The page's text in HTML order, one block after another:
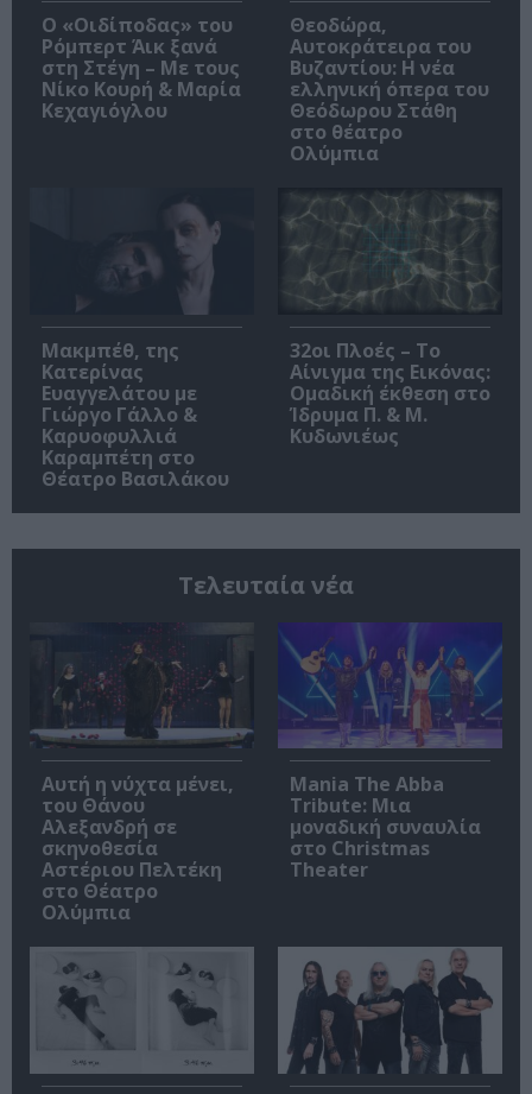
O «Οιδίποδας» του
Ρόμπερτ Άικ ξανά
στη Στέγη – Με τους
Νίκο Κουρή & Μαρία
Κεχαγιόγλου
Θεοδώρα,
Αυτοκράτειρα του
Βυζαντίου: Η νέα
ελληνική όπερα του
Θεόδωρου Στάθη
στο θέατρο
Ολύμπια
Μακμπέθ, της
Κατερίνας
Ευαγγελάτου με
Γιώργο Γάλλο &
Καρυοφυλλιά
Καραμπέτη στο
Θέατρο Βασιλάκου
32οι Πλοές – Το
Αίνιγμα της Εικόνας:
Ομαδική έκθεση στο
Ίδρυμα Π. & Μ.
Κυδωνιέως
Τελευταία νέα
Αυτή η νύχτα μένει,
του Θάνου
Αλεξανδρή σε
σκηνοθεσία
Αστέριου Πελτέκη
στο Θέατρο
Ολύμπια
Mania The Abba
Tribute: Μια
μοναδική συναυλία
στο Christmas
Theater